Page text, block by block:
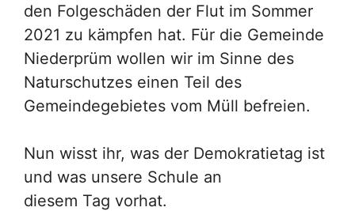
den Folgeschäden der Flut im Sommer
2021 zu kämpfen hat. Für die Gemeinde
Niederprüm wollen wir im Sinne des
Naturschutzes einen Teil des
Gemeindegebietes vom Müll befreien.
Nun wisst ihr, was der Demokratietag ist
und was unsere Schule an
diesem Tag vorhat.